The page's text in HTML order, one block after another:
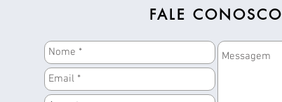
FALE CONOSCO